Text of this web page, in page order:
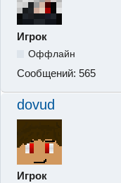
Игрок
Оффлайн
Сообщений: 565
dovud
Игрок